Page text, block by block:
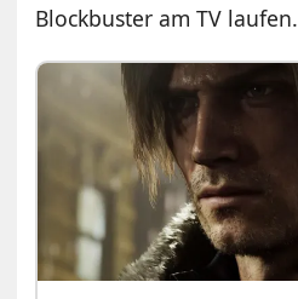
Blockbuster am TV laufen.